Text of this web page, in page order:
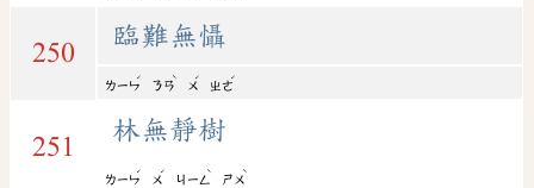
250
臨難無懾
ㄌㄧㄣ
ˊ
ㄋㄢ
ˋ
ㄨ
ˊ
ㄓㄜ
ˊ
251
林無靜樹
ㄌㄧㄣ
ˊ
ㄨ
ˊ
ㄐㄧㄥ
ˋ
ㄕㄨ
ˋ